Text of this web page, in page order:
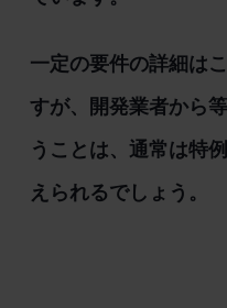
一定の要件の詳細は
すが、開発業者から
うことは、通常は特
えられるでしょう。